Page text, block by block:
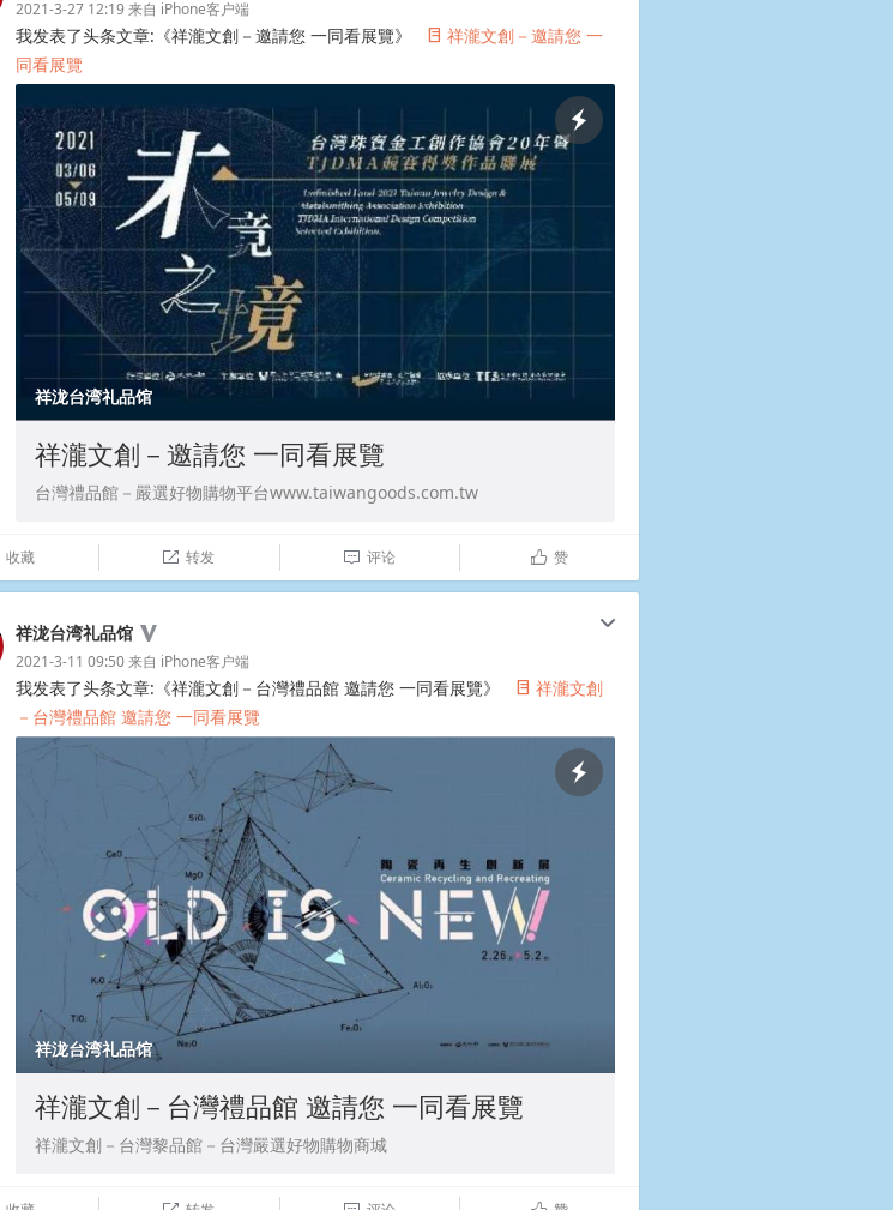
2021-3-27 12:19来自 iPhone客户端
我发表了头条文章:《祥瀧文創－邀請您 一同看展覽》 ° 祥瀧文創－邀請您 一
同看展覽
祥泷台湾礼品馆

祥瀧文創－邀請您 一同看展覽
台灣禮品館－嚴選好物購物平台www.taiwangoods.com.tw
收藏  转发  评论 ñ 赞
c
祥泷台湾礼品馆
2021-3-11 09:50来自 iPhone客户端
我发表了头条文章:《祥瀧文創－台灣禮品館 邀請您 一同看展覽》 ° 祥瀧文創
－台灣禮品館 邀請您 一同看展覽
祥泷台湾礼品馆

祥瀧文創－台灣禮品館 邀請您 一同看展覽
祥瀧文創－台灣黎品館－台灣嚴選好物購物商城